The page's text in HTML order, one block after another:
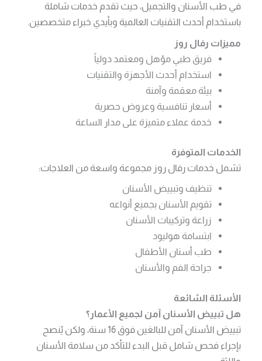
في طب الأسنان والتجميل، حيث تقدم خدمات شاملة
باستخدام أحدث التقنيات العالمية وبأيدي خبراء متخصصين.
مميزات رفال روز
فريق طبي مؤهل ومعتمد دولياً
استخدام أحدث الأجهزة والتقنيات
بيئة معقمة وآمنة
أسعار تنافسية وعروض حصرية
خدمة عملاء متميزة على مدار الساعة
الخدمات المتوفرة
تشمل خدمات رفال روز مجموعة واسعة من العلاجات:
تنظيف وتبييض الأسنان
تقويم الأسنان بجميع أنواعه
زراعة وتركيبات الأسنان
ابتسامة هوليود
طب أسنان الأطفال
جراحة الفم والأسنان
الأسئلة الشائعة
هل تبييض الأسنان آمن لجميع الأعمار؟
تبييض الأسنان آمن للبالغين فوق 16 سنة، ولكن يُنصح
بإجراء فحص شامل قبل البدء للتأكد من سلامة الأسنان